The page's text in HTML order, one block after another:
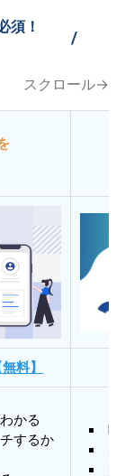
須！
/
スクロール→
料】
かる
するか
質